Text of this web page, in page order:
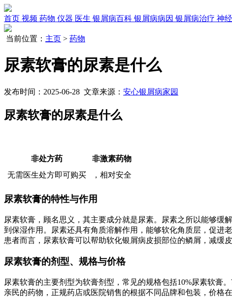
首页 视频 药物 仪器 医生 银屑病百科 银屑病病因 银屑病治疗 神
当前位置： 主页 > 药物
尿素软膏的尿素是什么
发布时间：2025-06-28 文章来源： 安心银屑病家园
尿素软膏的尿素是什么
非处方药
非激素药物
无需医生处方即可购买
，相对安全
尿素软膏的特性与作用
尿素软膏，顾名思义，其主要成分就是尿素。尿素之所以能够缓
到保湿作用。尿素还具有角质溶解作用，能够软化角质层，促进
患者而言，尿素软膏可以帮助软化银屑病皮损部位的鳞屑，减缓
尿素软膏的剂型、规格与价格
尿素软膏的主要剂型为软膏剂型，常见的规格包括10%尿素软膏
亲民的药物，正规药店或医院销售的根据不同品牌和包装，价格